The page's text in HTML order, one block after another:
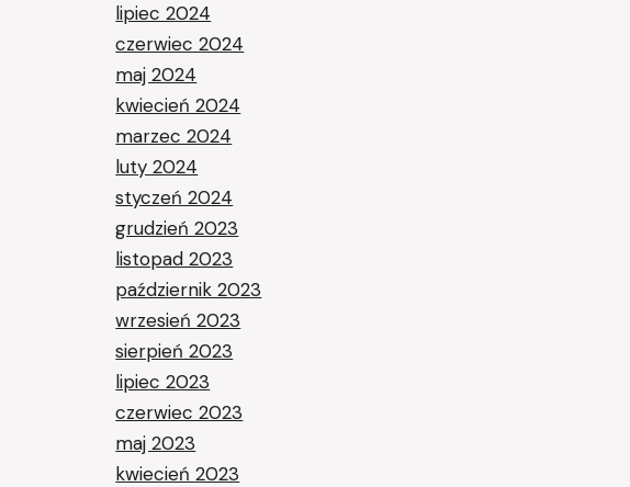
lipiec 2024
czerwiec 2024
maj 2024
kwiecień 2024
marzec 2024
luty 2024
styczeń 2024
grudzień 2023
listopad 2023
październik 2023
wrzesień 2023
sierpień 2023
lipiec 2023
czerwiec 2023
maj 2023
kwiecień 2023